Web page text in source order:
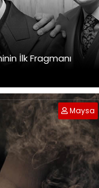
İlk Fragmanı
Maysa